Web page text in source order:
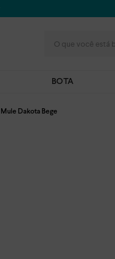
BOTA
Mule Dakota Bege